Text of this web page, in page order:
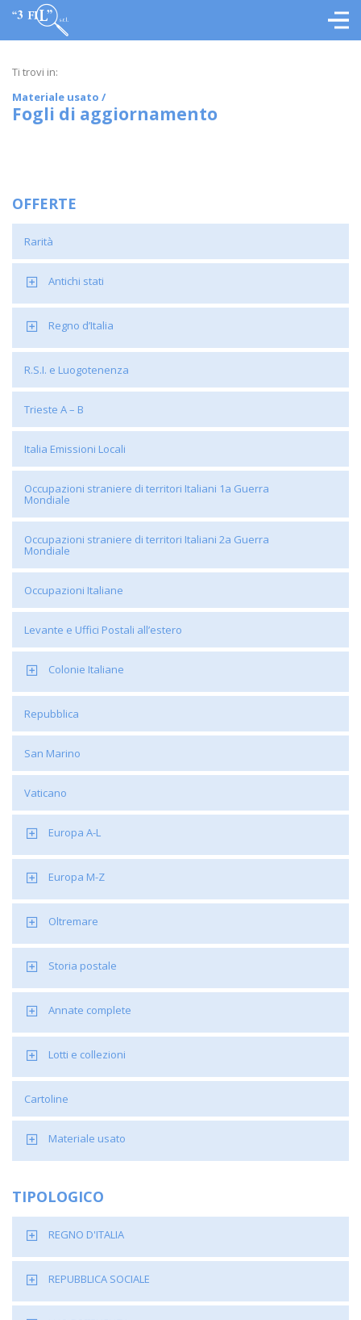
OFFERTE
Rarità
Antichi stati
Regno d’Italia
R.S.I. e Luogotenenza
Trieste A – B
Italia Emissioni Locali
Occupazioni straniere di territori Italiani 1a Guerra
Mondiale
Occupazioni straniere di territori Italiani 2a Guerra
Mondiale
Occupazioni Italiane
Levante e Uffici Postali all’estero
Colonie Italiane
Repubblica
San Marino
Vaticano
Europa A-L
Europa M-Z
Oltremare
Storia postale
Annate complete
Lotti e collezioni
Cartoline
Materiale usato
TIPOLOGICO
REGNO D'ITALIA
REPUBBLICA SOCIALE
Ti trovi in:
Materiale usato /
Fogli di aggiornamento